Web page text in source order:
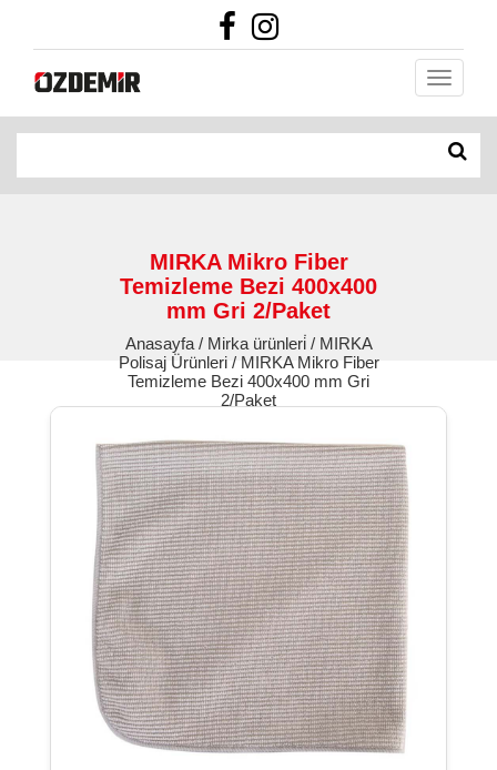
MIRKA Mikro Fiber
Temizleme Bezi 400x400
mm Gri 2/Paket
Anasayfa / Mirka ürünleri̇ / MIRKA
Polisaj Ürünleri / MIRKA Mikro Fiber
Temizleme Bezi 400x400 mm Gri
2/Paket